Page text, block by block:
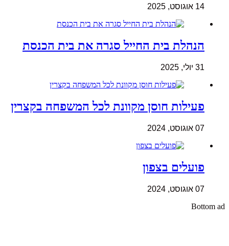
14 אוגוסט, 2025
הנהלת בית החייל סגרה את בית הכנסת
31 יולי, 2025
פעילות חוסן מקוונת לכל המשפחה בקצרין
07 אוגוסט, 2024
פועלים בצפון
07 אוגוסט, 2024
Bottom ad